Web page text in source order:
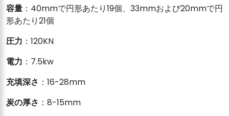
容量 ：40mmで円形あたり19個、33mmおよび20mmで円
形あたり21個
圧力 ：120KN
電力 ：7.5kw
充填深さ ：16-28mm
炭の厚さ ：8-15mm